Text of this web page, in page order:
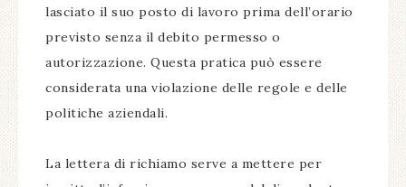
lasciato il suo posto di lavoro prima dell’orario
previsto senza il debito permesso o
autorizzazione. Questa pratica può essere
considerata una violazione delle regole e delle
politiche aziendali.
La lettera di richiamo serve a mettere per